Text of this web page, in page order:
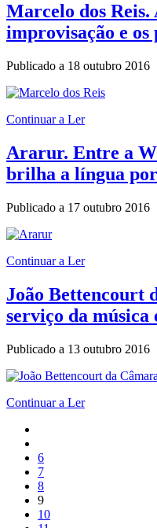
Marcelo dos
improvisação e os
Publicado a 18 outubro 2016
Continuar a Ler
Ararur. Entre a
brilha a língua
Publicado a 17 outubro 2016
Continuar a Ler
João Bettencourt
serviço da música
Publicado a 13 outubro 2016
Continuar a Ler
6
7
8
9
10